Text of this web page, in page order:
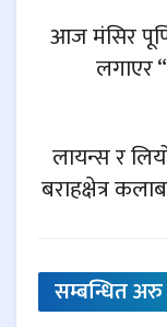
आज मंसिर
लगाएर
लायन्स र
बराहक्षेत्र
सम्बन्धितअरु